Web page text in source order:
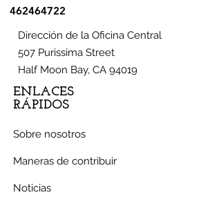
462464722
Dirección de la Oficina Central
507 Purissima Street
Half Moon Bay, CA 94019
ENLACES
RÁPIDOS
Sobre nosotros
Maneras de contribuir
Noticias